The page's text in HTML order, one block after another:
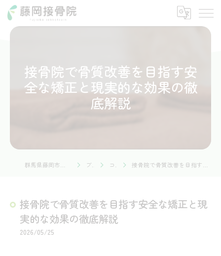
接骨院で骨質改善を目指す安
全な矯正と現実的な効果の徹
底解説
ブログ コラム 接骨院で骨質改善を目指す安全な矯正と現実的な効果の徹底解説
接骨院で骨質改善を目指す安全な矯正と現
実的な効果の徹底解説
2026/05/25